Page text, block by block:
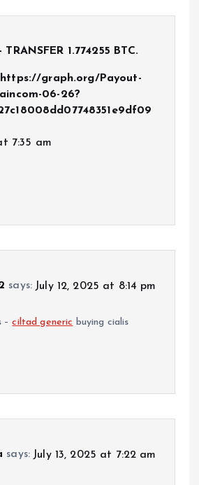
TRANSFER 1.774255 BTC.
graph.org/Payout-
06-26?
7:35 am
says: July 12, 2025 at 8:14 pm
–ciltad generic buying cialis
says: July 13, 2025 at 7:22 am